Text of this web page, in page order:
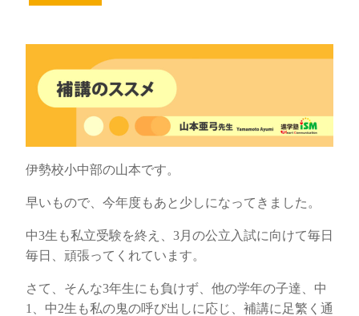
伊勢校小中部の山本です。
早いもので、今年度もあと少しになってきました。
中3生も私立受験を終え、3月の公立入試に向けて毎日
毎日、頑張ってくれています。
さて、そんな3年生にも負けず、他の学年の子達、中
1、中2生も私の鬼の呼び出しに応じ、補講に足繁く通